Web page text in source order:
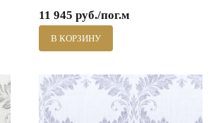
11 945 руб./пог.м
В КОРЗИНУ